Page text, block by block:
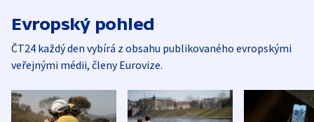
Evropský pohled
ČT24 každý den vybírá z obsahu publikovaného evropskými
veřejnými médii, členy Eurovize.